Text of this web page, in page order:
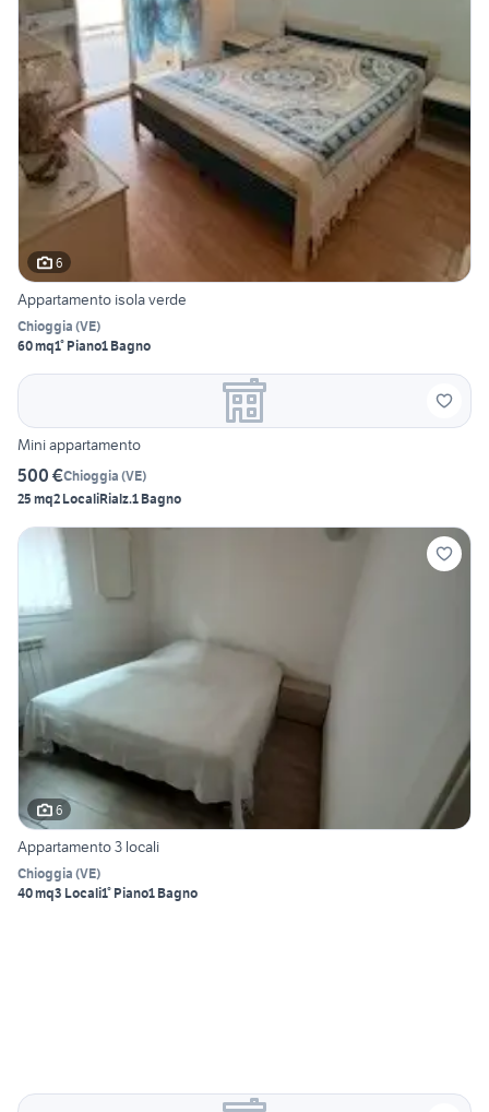
6
Appartamento isola verde
Chioggia (VE)
60 mq1° Piano1 Bagno
Mini appartamento
500 €Chioggia (VE)
25 mq2 LocaliRialz.1 Bagno
6
Appartamento 3 locali
Chioggia (VE)
40 mq3 Locali1° Piano1 Bagno